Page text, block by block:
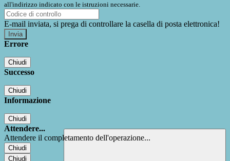
all'indirizzo indicato con le istruzioni necessarie.
E-mail inviata, si prega di controllare la casella di posta elettronica!
Errore
Chiudi
Successo
Chiudi
Informazione
Chiudi
Attendere...
Attendere il completamento dell'operazione...
Chiudi
Chiudi